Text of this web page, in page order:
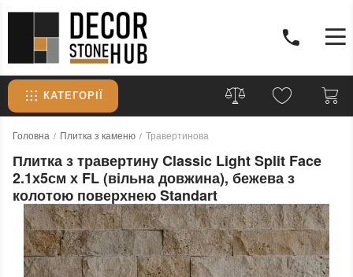
КАТЕГОРІЇ
Головна Плитка з каменю Травертинова
Плитка з травертину Classic Light Split Face
2.1х5см х FL (вільна довжина), бежева з
колотою поверхнею Standart